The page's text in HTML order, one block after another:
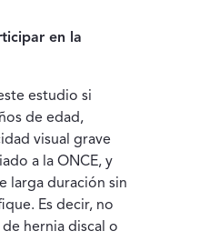
en la
estudio si
de edad,
visual grave
a la ONCE, y
larga duración sin
Es decir, no
hernia discal o